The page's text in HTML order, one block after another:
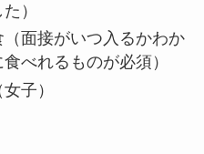
）
面接がいつ入るかわか
べれるものが必須）
子）